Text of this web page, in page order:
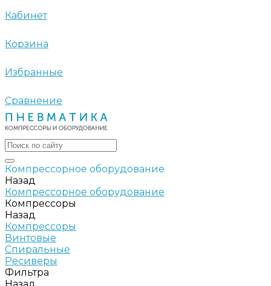
Кабинет
Корзина
Избранные
Сравнение
Компрессорное оборудование
Назад
Компрессорное оборудование
Компрессоры
Назад
Компрессоры
Винтовые
Спиральные
Ресиверы
Фильтра